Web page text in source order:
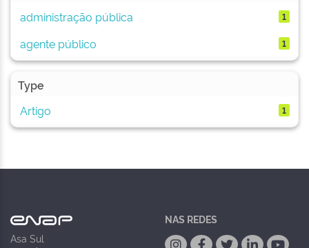
administração pública
1
agente público 1
Type
Artigo
1
Asa Sul
NAS REDES